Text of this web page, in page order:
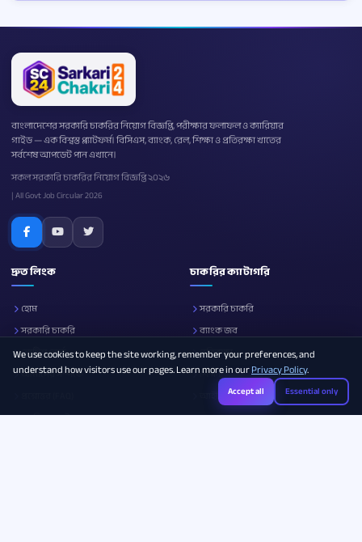
বাংলাদেশের সরকারি চাকরির নিয়োগ বিজ্ঞপ্তি, পরীক্ষার ফলাফল ও ক্যারিয়ার
গাইড — এক বিশ্বস্ত প্ল্যাটফর্ম। বিসিএস, ব্যাংক, রেল, শিক্ষা ও প্রতিরক্ষা খাতের
সর্বশেষ আপডেট পান এখানে।
সকল সরকারি চাকরির নিয়োগ বিজ্ঞপ্তি ২০২৬
| All Govt Job Circular 2026
দ্রুত লিংক
হোম
সরকারি চাকরি
নোটিশ বোর্ড
আমাদের সম্পর্কে
ক্যারিয়ার গাইড
চাকরির ক্যাটাগরি
সরকারি চাকরি
ব্যাংক জব
প্রতিরক্ষা
শিক্ষা
আইসিটি
We use cookies to keep the site working, remember your preferences, and
understand how visitors use our pages. Learn more in ourPrivacy Policy.
Accept all Essential only